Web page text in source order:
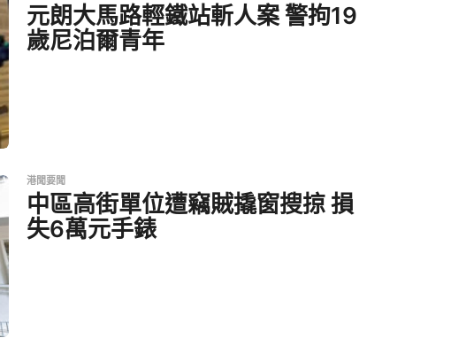
元朗大馬路輕鐵站斬人案 警拘19
歲尼泊爾青年
港聞要聞
中區高街單位遭竊賊撬窗搜掠 損
失6萬元手錶